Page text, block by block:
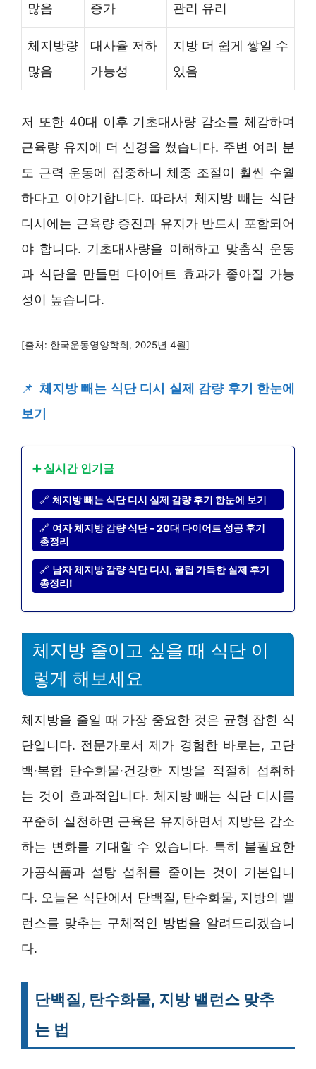
많음
증가
관리 유리
체지방량
많음
대사율 저하
가능성
지방 더 쉽게 쌓일 수
있음
저 또한 40대 이후 기초대사량 감소를 체감하며
근육량 유지에 더 신경을 썼습니다. 주변 여러 분
도 근력 운동에 집중하니 체중 조절이 훨씬 수월
하다고 이야기합니다. 따라서 체지방 빼는 식단
디시에는 근육량 증진과 유지가 반드시 포함되어
야 합니다. 기초대사량을 이해하고 맞춤식 운동
과 식단을 만들면 다이어트 효과가 좋아질 가능
성이 높습니다.
[출처: 한국운동영양학회, 2025년 4월]
📌 체지방 빼는 식단 디시 실제 감량 후기 한눈에
보기
➕ 실시간 인기글
🔗 체지방 빼는 식단 디시 실제 감량 후기 한눈에 보기
🔗 여자 체지방 감량 식단 – 20대 다이어트 성공 후기
총정리
🔗 남자 체지방 감량 식단 디시, 꿀팁 가득한 실제 후기
총정리!
체지방 줄이고 싶을 때 식단 이
렇게 해보세요
체지방을 줄일 때 가장 중요한 것은 균형 잡힌 식
단입니다. 전문가로서 제가 경험한 바로는, 고단
백·복합 탄수화물·건강한 지방을 적절히 섭취하
는 것이 효과적입니다. 체지방 빼는 식단 디시를
꾸준히 실천하면 근육은 유지하면서 지방은 감소
하는 변화를 기대할 수 있습니다. 특히 불필요한
가공식품과 설탕 섭취를 줄이는 것이 기본입니
다. 오늘은 식단에서 단백질, 탄수화물, 지방의 밸
런스를 맞추는 구체적인 방법을 알려드리겠습니
다.
단백질, 탄수화물, 지방 밸런스 맞추
는 법